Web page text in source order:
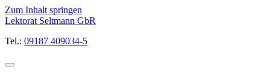
Zum Inhalt springen
Lektorat Seltmann GbR
Tel.: 09187 409034-5